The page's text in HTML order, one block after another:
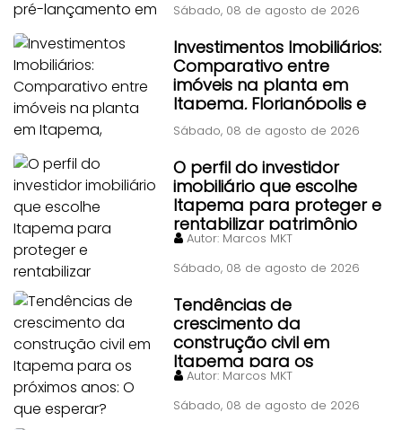
Sábado, 08 de agosto de 2026
Investimentos Imobiliários:
Comparativo entre
imóveis na planta em
Itapema, Florianópolis e
Piçarras
Sábado, 08 de agosto de 2026
O perfil do investidor
imobiliário que escolhe
Itapema para proteger e
rentabilizar patrimônio
Autor: Marcos MKT
Sábado, 08 de agosto de 2026
Tendências de
crescimento da
construção civil em
Itapema para os
próximos anos: O que
esperar?
Autor: Marcos MKT
Sábado, 08 de agosto de 2026